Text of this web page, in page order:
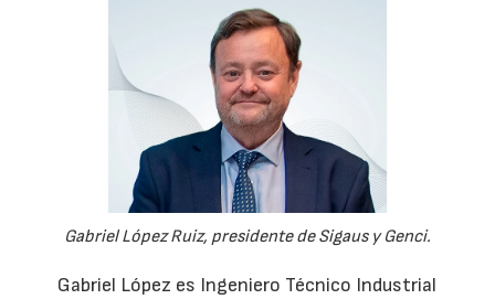
Gabriel López Ruiz, presidente de Sigaus y Genci.
Gabriel López es Ingeniero Técnico Industrial